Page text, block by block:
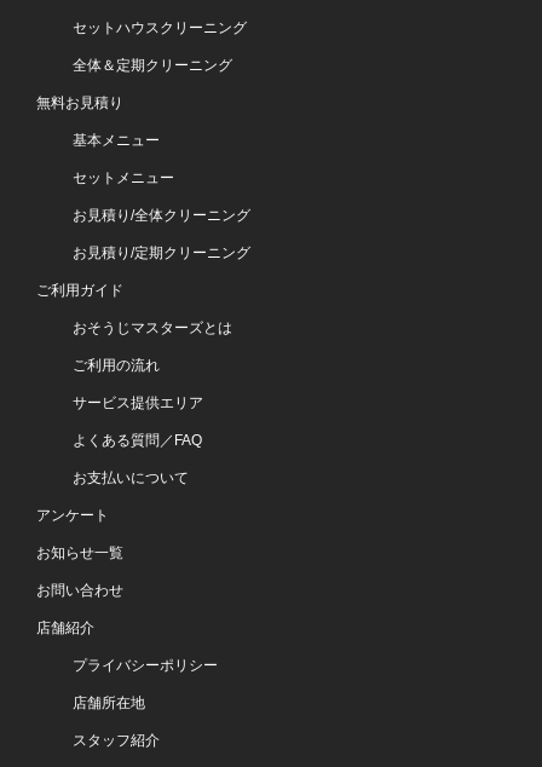
セットハウスクリーニング
全体＆定期クリーニング
無料お見積り
基本メニュー
セットメニュー
お見積り/全体クリーニング
お見積り/定期クリーニング
ご利用ガイド
おそうじマスターズとは
ご利用の流れ
サービス提供エリア
よくある質問／FAQ
お支払いについて
アンケート
お知らせ一覧
お問い合わせ
店舗紹介
プライバシーポリシー
店舗所在地
スタッフ紹介